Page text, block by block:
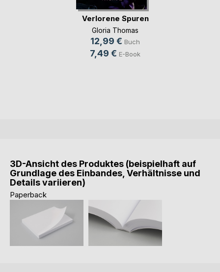
Verlorene Spuren
Gloria Thomas
12,99 € Buch
7,49 € E-Book
3D-Ansicht des Produktes (beispielhaft auf
Grundlage des Einbandes, Verhältnisse und
Details variieren)
Paperback